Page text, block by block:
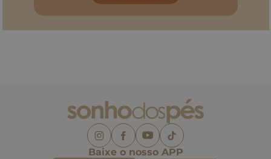
Baixe o nosso APP